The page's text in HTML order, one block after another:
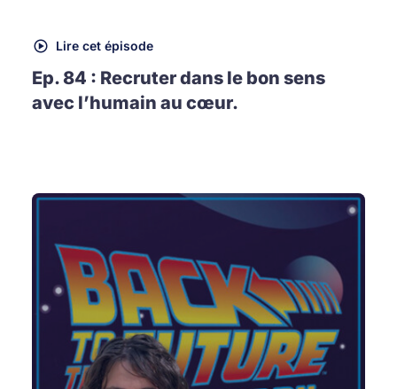
Lire cet épisode
Ep. 84 : Recruter dans le bon sens
avec l’humain au cœur.